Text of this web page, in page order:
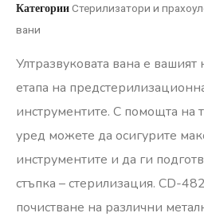
КатегорииСтерилизатори и
вани
Ултразвуковата вана е
етапа на
инструментите. С помощта на
уред можете да осигурите
инструментите и да ги
стъпка – стерилизация. CD-
почистване на различни